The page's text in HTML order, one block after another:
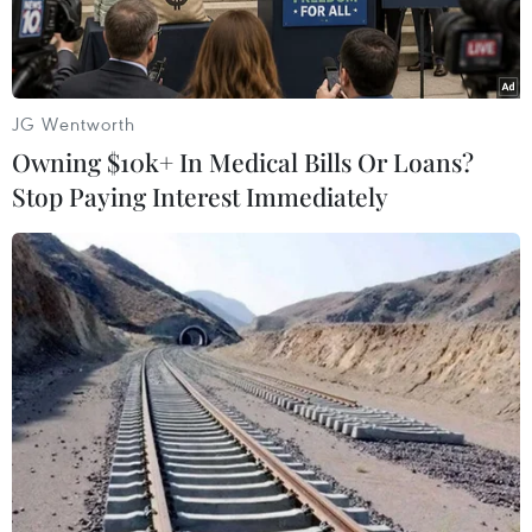
hợp 2.000m.
Vận động viên Zoi Sadowski Synnott (giữa) của New Zealand
giành huy chương Vàng nội dung trượt ván trên tuyết tại
Olympic mùa Đông Bắc Kinh 2022 ngày 6/2. (Ảnh:
THX/TTXVN)
JG Wentworth
Owning $10k+ In Medical Bills Or Loans?
Stop Paying Interest Immediately